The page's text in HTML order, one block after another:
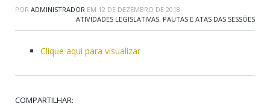
POR ADMINISTRADOR EM 12 DE DEZEMBRO DE 2018
ATIVIDADES LEGISLATIVAS, PAUTAS E ATAS DAS SESSÕES
Clique aqui para visualizar
COMPARTILHAR: